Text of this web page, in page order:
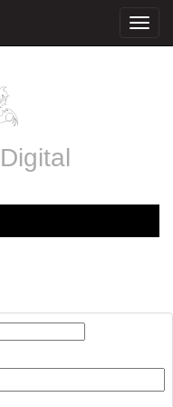
Digital